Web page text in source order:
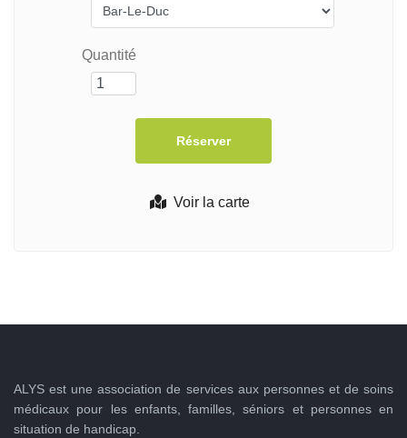
Voir la carte
Quantité
ALYS est une association de services aux personnes et de soins
médicaux pour les enfants, familles, séniors et personnes en
situation de handicap.